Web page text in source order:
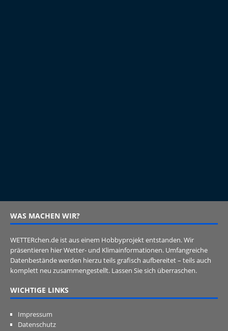
WAS MACHEN WIR?
WETTERchen.de ist aus einem Hobbyprojekt entstanden. Wir
präsentieren hier Wetter- und Klimainformationen. Umfangreiche
Datenbestände werden hierzu teils grafisch aufbereitet – teils auch
komplett neu zusammengestellt. Lassen Sie sich überraschen.
WICHTIGE LINKS
Impressum
Datenschutz